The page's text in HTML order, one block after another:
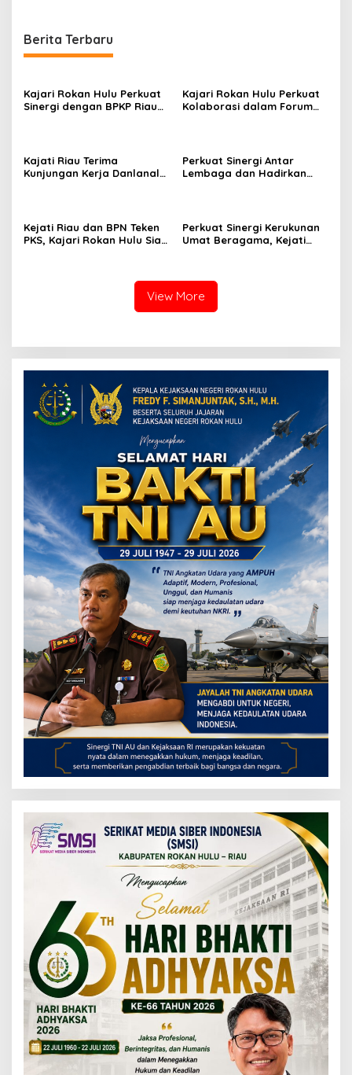
Berita Terbaru
Kajari Rokan Hulu Perkuat
Sinergi dengan BPKP Riau
Kajari Rokan Hulu Perkuat
Kolaborasi dalam Forum
Kajati Riau Terima
Kunjungan Kerja Danlanal
Perkuat Sinergi Antar
Lembaga dan Hadirkan
Kejati Riau dan BPN Teken
PKS, Kajari Rokan Hulu Siap
Perkuat Sinergi Kerukunan
Umat Beragama, Kejati
View More